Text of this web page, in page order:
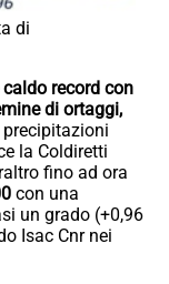
di
record con
di ortaggi,
la Coldiretti
fino ad ora
con una
un grado (+0,96
Isac Cnr nei